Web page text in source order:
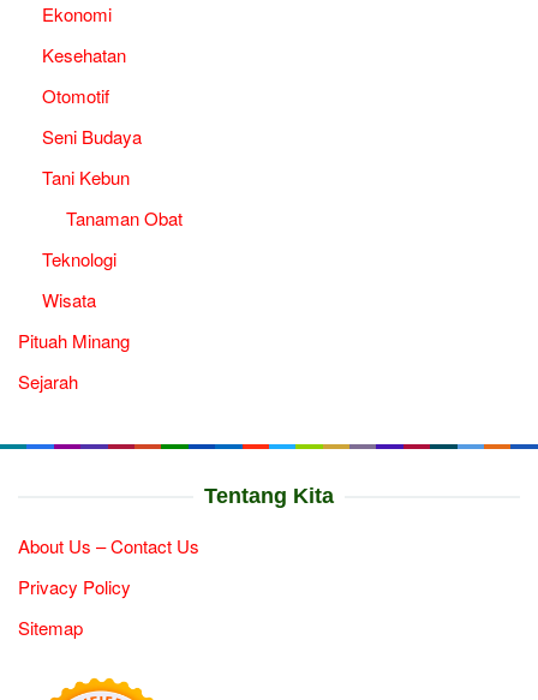
Ekonomi
Kesehatan
Otomotif
Seni Budaya
Tani Kebun
Tanaman Obat
Teknologi
Wisata
Pituah Minang
Sejarah
Tentang Kita
About Us – Contact Us
Privacy Policy
Sitemap